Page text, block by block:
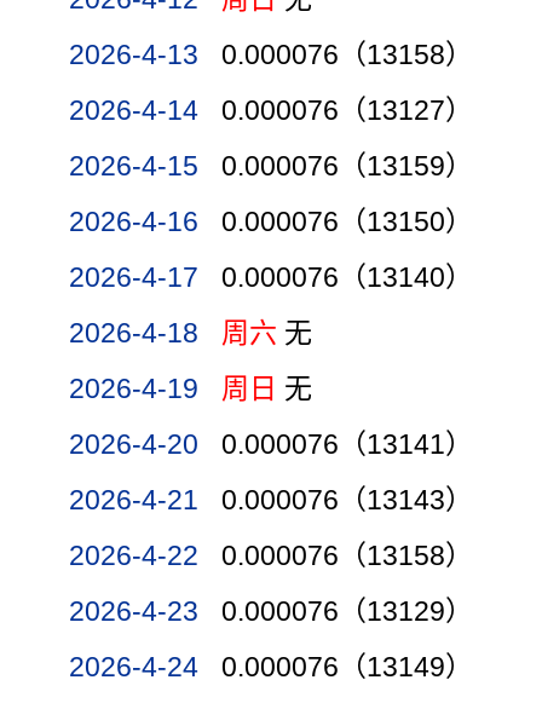
2026-4-13
0.000076（13158）
2026-4-14
0.000076（13127）
2026-4-15
0.000076（13159）
2026-4-16
0.000076（13150）
2026-4-17
0.000076（13140）
2026-4-18
周六 无
2026-4-19
周日 无
2026-4-20
0.000076（13141）
2026-4-21
0.000076（13143）
2026-4-22
0.000076（13158）
2026-4-23
0.000076（13129）
2026-4-24
0.000076（13149）